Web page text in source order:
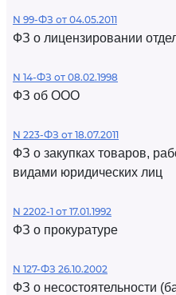
N 99-ФЗ от 04.05.2011
ФЗ о лицензировании
N 14-ФЗ от 08.02.1998
ФЗ об ООО
N 223-ФЗ от 18.07.2011
ФЗ о закупках товаров,
видами юридических лиц
N 2202-1 от 17.01.1992
ФЗ о прокуратуре
N 127-ФЗ 26.10.2002
ФЗ о несостоятельности